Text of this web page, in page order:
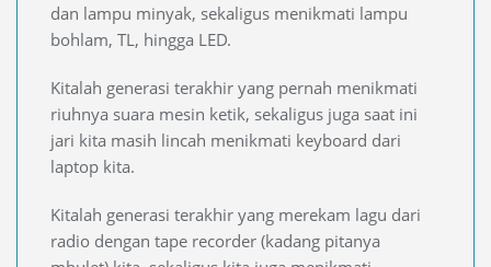
dan lampu minyak, sekaligus menikmati lampu
bohlam, TL, hingga LED.
Kitalah generasi terakhir yang pernah menikmati
riuhnya suara mesin ketik, sekaligus juga saat ini
jari kita masih lincah menikmati keyboard dari
laptop kita.
Kitalah generasi terakhir yang merekam lagu dari
radio dengan tape recorder (kadang pitanya